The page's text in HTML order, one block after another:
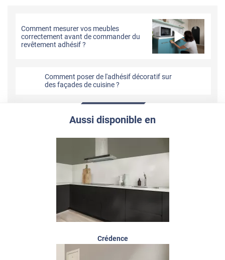
Comment mesurer vos meubles
correctement avant de commander du
revêtement adhésif ?
Comment poser de l'adhésif décoratif sur
des façades de cuisine ?
Aussi disponible en
Crédence